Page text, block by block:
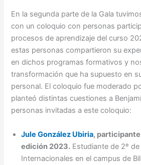
En la segunda parte de la Gala
con un coloquio con personas
procesos de aprendizaje del curso
estas personas compartieron su
en dichos programas formativos y
transformación que ha supuesto en
personal. El coloquio fue moderado
planteó distintas cuestiones a
personas invitadas a este coloquio:
Jule González Ubiria,
edición 2023. Estudiante de 2º
Internacionales en el campus de